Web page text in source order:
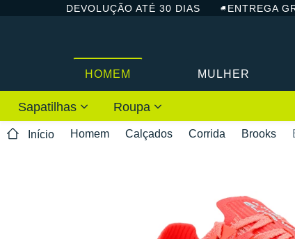
DEVOLUÇÃO ATÉ 30 DIAS ENTREGA
HOMEM MULHER
Sapatilhas Roupa
Início Homem Calçados Corrida Brooks